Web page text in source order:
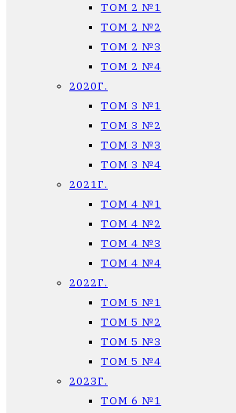
ТОМ 2 №1
ТОМ 2 №2
ТОМ 2 №3
ТОМ 2 №4
2020Г.
ТОМ 3 №1
ТОМ 3 №2
ТОМ 3 №3
ТОМ 3 №4
2021Г.
ТОМ 4 №1
ТОМ 4 №2
ТОМ 4 №3
ТОМ 4 №4
2022Г.
ТОМ 5 №1
ТОМ 5 №2
ТОМ 5 №3
ТОМ 5 №4
2023Г.
ТОМ 6 №1